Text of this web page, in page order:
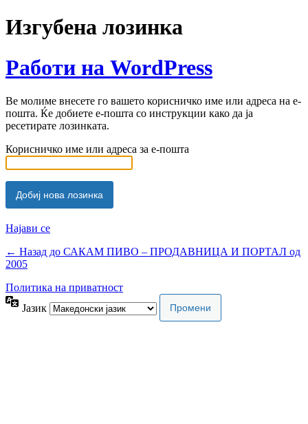
Изгубена лозинка
Работи на WordPress
Ве молиме внесете го вашето корисничко име или адреса на е-
пошта. Ќе добиете е-пошта со инструкции како да ја
ресетирате лозинката.
Корисничко име или адреса за е-пошта
Најави се
← Назад до САКАМ ПИВО – ПРОДАВНИЦА И ПОРТАЛ од
2005
Политика на приватност
Јазик